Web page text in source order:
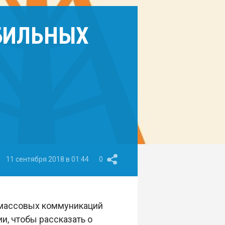
11 сентября 2018 в 01:44 0
коммуникаций
чтобы рассказать о